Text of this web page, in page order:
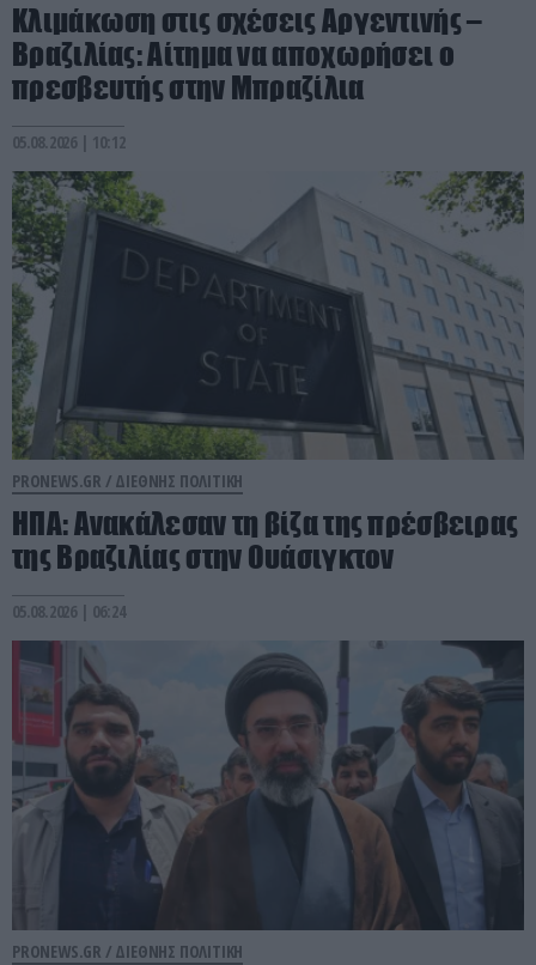
Κλιμάκωση στις σχέσεις Αργεντινής –
Βραζιλίας: Αίτημα να αποχωρήσει ο
πρεσβευτής στην Μπραζίλια
05.08.2026 | 10:12
PRONEWS.GR / ΔΙΕΘΝΗΣ ΠΟΛΙΤΙΚΗ
ΗΠΑ: Aνακάλεσαν τη βίζα της πρέσβειρας
της Βραζιλίας στην Ουάσιγκτον
05.08.2026 | 06:24
PRONEWS.GR / ΔΙΕΘΝΗΣ ΠΟΛΙΤΙΚΗ